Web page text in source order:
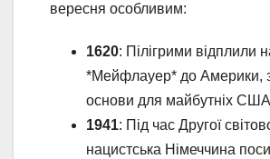
вересня особливим:
1620: Пілігрими відплили
*Мейфлауер* до Америки,
основи для майбутніх
1941: Під час Другої
нацистська Німеччина